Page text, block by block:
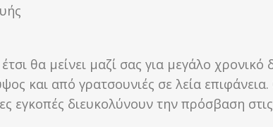
θα μείνει μαζί σας για μεγάλο
και από γρατσουνιές σε λεία
διευκολύνουν την πρόσβαση στις